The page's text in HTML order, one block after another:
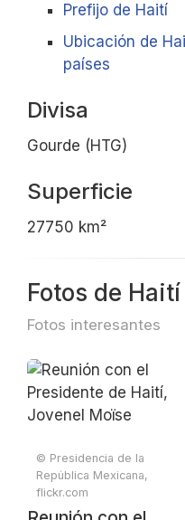
Prefijo de Haití
Ubicación de
países
Divisa
Gourde (HTG)
Superficie
27750 km²
Fotos de Haití
Fotos interesantes
© Presidencia de la
República Mexicana,
flickr.com